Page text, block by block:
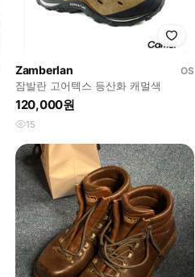
Zamberlan
OS
잠발란 고어텍스 등산화 캐멀색
120,000원
15